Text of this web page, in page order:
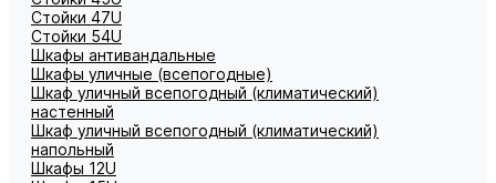
Стойки 47U
Стойки 54U
Шкафы антивандальные
Шкафы уличные (всепогодные)
Шкаф уличный всепогодный (климатический)
настенный
Шкаф уличный всепогодный (климатический)
напольный
Шкафы 12U